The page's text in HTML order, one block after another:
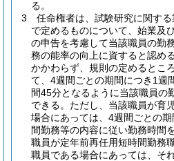
る。
3
任命権者は、試験研究に関す
で定めるものについて、始業及
の申告を考慮して当該職員の勤
務の能率の向上に資すると認め
かかわらず、規則の定めるとこ
て、4週間ごとの期間につき1週
間45分となるように当該職員の
できる。 ただし、当該職員が育
場合にあっては、4週間ごとの
間勤務等の内容に従い勤務時間
職員が定年前再任用短時間勤務
職員である場合にあっては、そ